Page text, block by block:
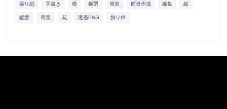
張り紙 手書き 横 横型 簡単 簡単作成 編集 縦
縦型 背景 花 透過PNG 飾り枠